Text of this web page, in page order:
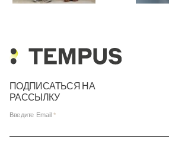
ПОДПИСАТЬСЯ НА
РАССЫЛКУ
Введите Email